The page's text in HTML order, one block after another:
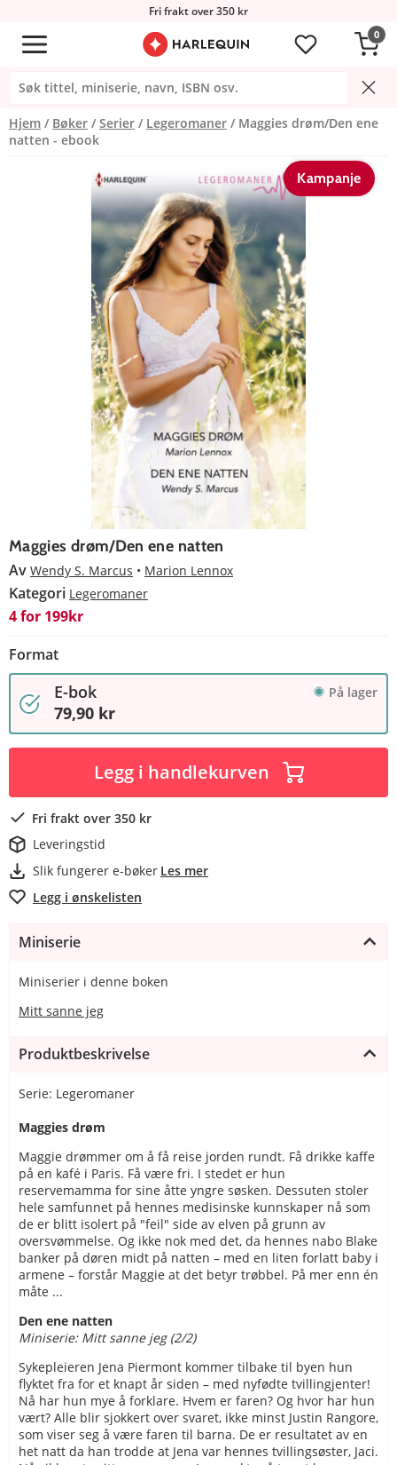
Fri frakt over 350 kr
0
Hjem Bøker Serier Legeromaner
Maggies drøm/Den ene
natten - ebook
Kampanje
Maggies drøm/Den ene natten
Av Wendy S. Marcus Marion Lennox
Kategori Legeromaner
4 for 199kr
Format
E-bok På lager
79,90 kr
Legg i handlekurven
Fri frakt over 350 kr
Leveringstid
Slik fungerer e-bøker Les mer
Legg i ønskelisten
Miniserie
Miniserier i denne boken
Mitt sanne jeg
Produktbeskrivelse
Serie: Legeromaner
Maggies drøm
Maggie drømmer om å få reise jorden rundt. Få drikke kaffe
på en kafé i Paris. Få være fri. I stedet er hun
reservemamma for sine åtte yngre søsken. Dessuten stoler
hele samfunnet på hennes medisinske kunnskaper nå som
de er blitt isolert på "feil" side av elven på grunn av
oversvømmelse. Og ikke nok med det, da hennes nabo Blake
banker på døren midt på natten – med en liten forlatt baby i
armene – forstår Maggie at det betyr trøbbel. På mer enn én
måte ...
Den ene natten
Miniserie: Mitt sanne jeg (2/2)
Sykepleieren Jena Piermont kommer tilbake til byen hun
flyktet fra for et knapt år siden – med nyfødte tvillingjenter!
Nå har hun mye å forklare. Hvem er faren? Og hvor har hun
vært? Alle blir sjokkert over svaret, ikke minst Justin Rangore,
som viser seg å være faren til barna. De er resultatet av en
het natt da han trodde at Jena var hennes tvillingsøster, Jaci.